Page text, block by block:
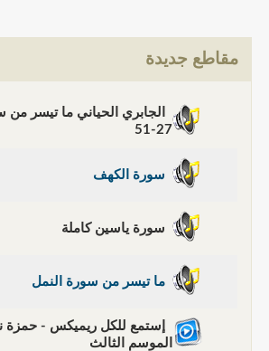
مقاطع جديدة
الجابري الحياني ما تيسر
27-51
سورة الكهف
سورة ياسين كاملة
ما تيسر من سورة النمل
إستمع للكل ريميكس - حمزة
الموسم الثالث